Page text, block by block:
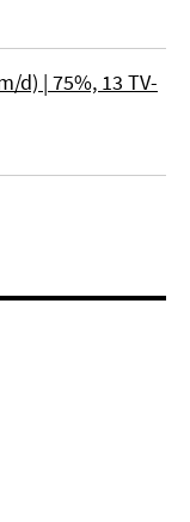
d) | 75%, 13 TV-